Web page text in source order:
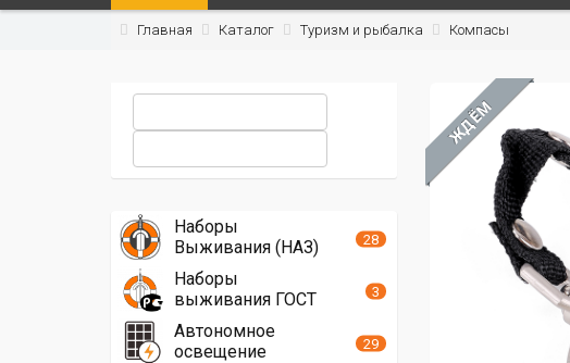
Главная Каталог Туризм и рыбалка Компасы
ЖДЁМ
Наборы
Выживания (НАЗ)
28
Наборы
выживания ГОСТ
3
Автономное
освещение
29